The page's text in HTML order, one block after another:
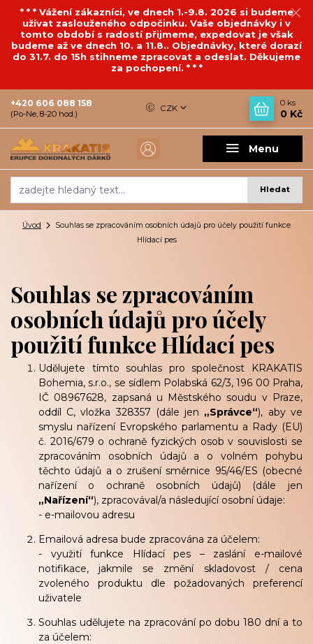
* * * Vážení zákazníci, ve dnech 1.-9.8. 2026 si budeme
užívat zaslouženého odpočinku. Vaše objednávky i v
tomto období s radostí přijmeme, expedovat je však
budeme až ve dnech 10. a 11.8.. Objednávky, které dorazí
do 31.7. do 15h stihneme zpracovat a odeslat. Děkujeme
za pochopení. * * *
Menu
CZK
Hledat
+420 606 088 158
(Po-Ne, 8-20 hod.)
0 ks
0 Kč
Úvod
Souhlas se zpracováním osobních údajů pro účely použití funkce
Hlídací pes
Souhlas se zpracováním
osobních údajů pro účely
použití funkce Hlídací pes
Udělujete tímto souhlas pro společnost KRAKATIS
Bohemia, s.r.o., se sídlem Polabská 62/3, 196 00 Praha,
IČ 08967628, zapsaná u Městského soudu v Praze,
oddíl C, vložka 328357 (dále jen „Správce“), aby ve
smyslu nařízení Evropského parlamentu a Rady (EU)
č. 2016/679 o ochraně fyzických osob v souvislosti se
zpracováním osobních údajů a o volném pohybu
těchto údajů a o zrušení směrnice 95/46/ES (obecné
nařízení o ochraně osobních údajů) (dále jen
„Nařízení“), zpracovával/a následující osobní údaje:
- e-mailovou adresu
Emailová adresa bude zpracována za účelem:
- využití funkce Hlídací pes – zaslání e-mailové
notifikace, jakmile se změní skladovost / cena
zvoleného produktu dle požadovaných preferencí
uživatele
Souhlas udělujete na zpracování po dobu 180 dní a to
za účelem: